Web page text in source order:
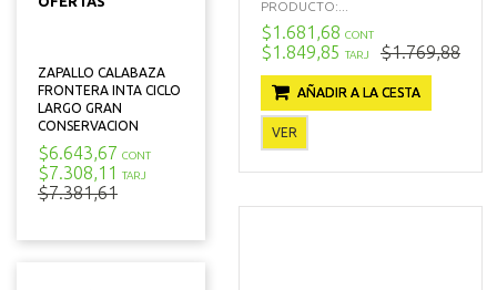
ZAPALLO CALABAZA
FRONTERA INTA CICLO
LARGO GRAN
CONSERVACION
$6.643,67 CONT
$7.308,11 TARJ
$7.381,61
PRODUCTO:...
$1.681,68 CONT
$1.849,85 TARJ $1.769,88
AÑADIR A LA CESTA
VER